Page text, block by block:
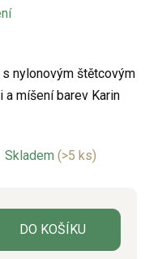
s nylonovým štětcovým
míšení barev Karin
Skladem (>5 ks)
DO KOŠÍKU